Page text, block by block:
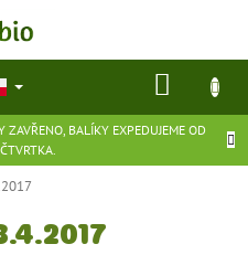
BALÍKY EXPEDUJEME OD